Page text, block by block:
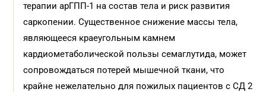
терапии арГПП-1 на состав тела и риск развития
саркопении. Существенное снижение массы тела,
являющееся краеугольным камнем
кардиометаболической пользы семаглутида, может
сопровождаться потерей мышечной ткани, что
крайне нежелательно для пожилых пациентов с СД 2